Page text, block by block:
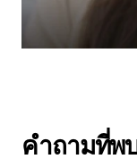
คำถามที่พ